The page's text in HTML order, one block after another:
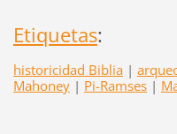
Etiquetas:
historicidad Biblia |
Mahoney | Pi-Ramses |